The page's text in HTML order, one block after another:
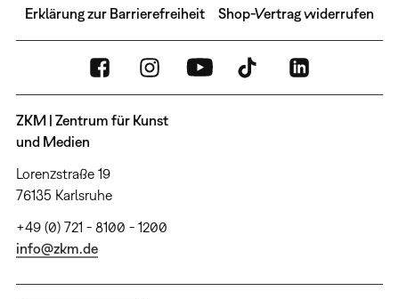
Erklärung zur Barrierefreiheit Shop-Vertrag widerrufen
ZKM | Zentrum für Kunst
und Medien
Lorenzstraße 19
76135 Karlsruhe
+49 (0) 721 - 8100 - 1200
info@zkm.de